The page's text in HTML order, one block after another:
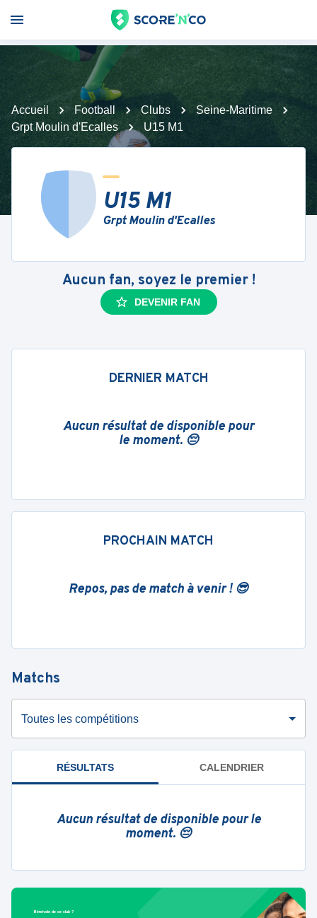
Accueil Football Clubs
Seine-Maritime
Grpt Moulin d'Ecalles
U15 M1
U15 M1
Grpt Moulin d'Ecalles
Aucun fan, soyez le premier !
DEVENIR FAN
DERNIER MATCH
Aucun résultat de disponible pour
le moment. 😔
PROCHAIN MATCH
Repos, pas de match à venir ! 😎
Matchs
Toutes les compétitions
RÉSULTATS CALENDRIER
Aucun résultat de disponible pour le
moment. 😔
Bénévole de ce club ?